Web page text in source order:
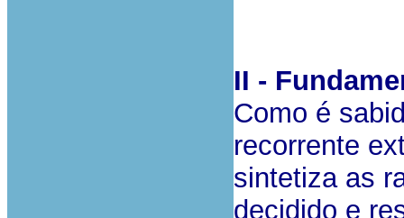
II -
Como é
recorrente
sintetiza as
decidido e